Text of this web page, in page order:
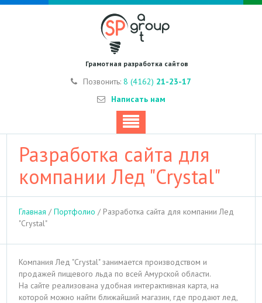
Грамотная разработка сайтов
Позвонить: 8 (4162) 21-23-17
Написать нам
Разработка сайта для
компании Лед "Crystal"
Главная /Портфолио / Разработка сайта для компании Лед
"Crystal"
Компания Лед "Crystal" занимается производством и
продажей пищевого льда по всей Амурской области.
На сайте реализована удобная интерактивная карта, на
которой можно найти ближайший магазин, где продают лед,